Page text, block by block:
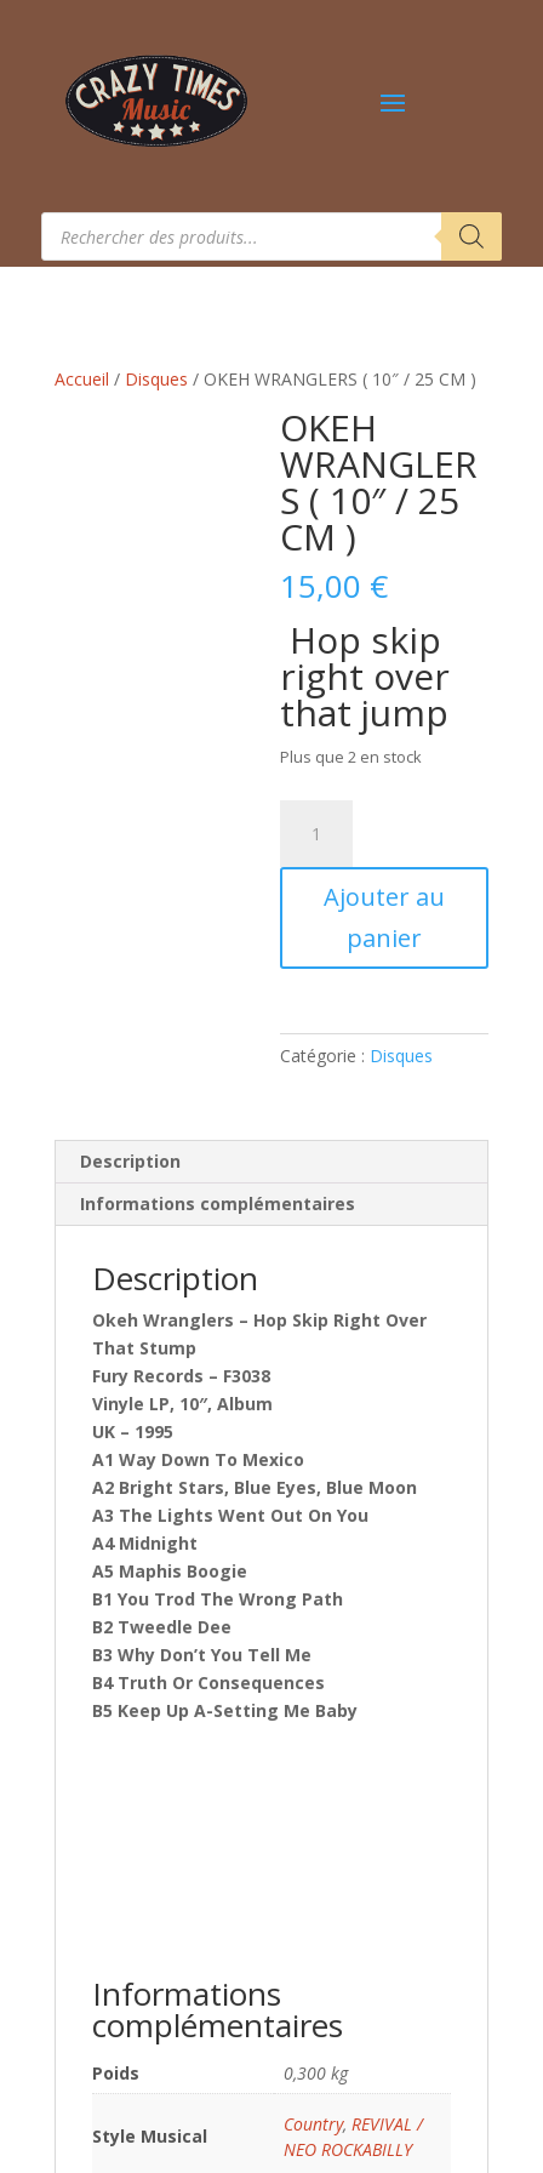
Recherche
produits
Accueil / Disques / OKEH WRANGLERS ( 10″ / 25 CM )
OKEH
WRANGLER
S ( 10″ / 25
CM )
15,00 €
Hop skip
right over
that jump
Plus que 2 en stock
OKEH
WRANGLERS
CM
)
Ajouter au
panier
Catégorie : Disques
Description
Informations complémentaires
Description
Okeh Wranglers – Hop Skip Right Over
That Stump
Fury Records – F3038
Vinyle LP, 10″, Album
UK – 1995
A1 Way Down To Mexico
A2 Bright Stars, Blue Eyes, Blue Moon
A3 The Lights Went Out On You
A4 Midnight
A5 Maphis Boogie
B1 You Trod The Wrong Path
B2 Tweedle Dee
B3 Why Don’t You Tell Me
B4 Truth Or Consequences
B5 Keep Up A-Setting Me Baby
Informations
complémentaires
Poids 0,300 kg
Style Musical
Country, REVIVAL /
NEO ROCKABILLY